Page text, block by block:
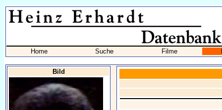
Home Suche Filme
Bild